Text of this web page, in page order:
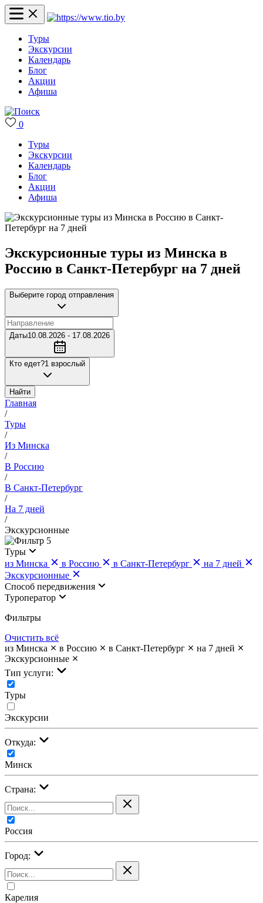
Туры
Экскурсии
Календарь
Блог
Акции
Афиша
0
Туры
Экскурсии
Календарь
Блог
Акции
Афиша
Экскурсионные туры из Минска в
Россию в Санкт-Петербург на 7 дней
Выберите город отправления
Даты10.08.2026 - 17.08.2026
Кто едет?1 взрослый
Найти
Главная
/
Туры
/
Из Минска
/
В Россию
/
В Санкт-Петербург
/
На 7 дней
/
Экскурсионные
5
Туры
из Минска
в Россию в Санкт-Петербург
на 7 дней
Экскурсионные
Cпособ передвижения
Туроператор
Фильтры
Очистить всё
из Минска
в Россию в Санкт-Петербург
на 7 дней
Экскурсионные
Тип услуги:
Туры
Экскурсии
Откуда:
Минск
Страна:
Россия
Город:
Карелия